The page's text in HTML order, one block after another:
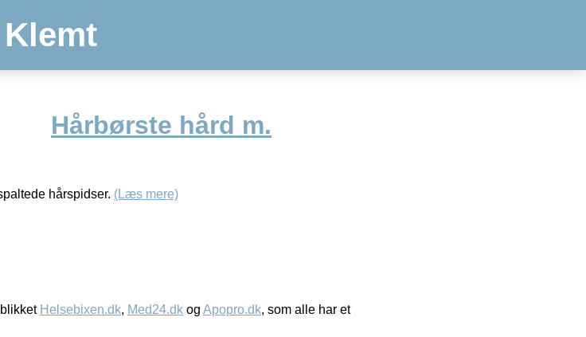
Klemt
Hårbørste hård m.
hårspidser. (Læs mere)
Helsebixen.dk, Med24.dk og Apopro.dk, som alle har et